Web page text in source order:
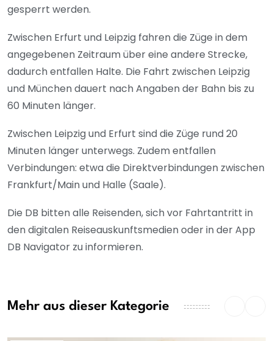
gesperrt werden.
Zwischen Erfurt und Leipzig fahren die Züge in dem
angegebenen Zeitraum über eine andere Strecke,
dadurch entfallen Halte. Die Fahrt zwischen Leipzig
und München dauert nach Angaben der Bahn bis zu
60 Minuten länger.
Zwischen Leipzig und Erfurt sind die Züge rund 20
Minuten länger unterwegs. Zudem entfallen
Verbindungen: etwa die Direktverbindungen zwischen
Frankfurt/Main und Halle (Saale).
Die DB bitten alle Reisenden, sich vor Fahrtantritt in
den digitalen Reiseauskunftsmedien oder in der App
DB Navigator zu informieren.
Mehr aus dieser Kategorie